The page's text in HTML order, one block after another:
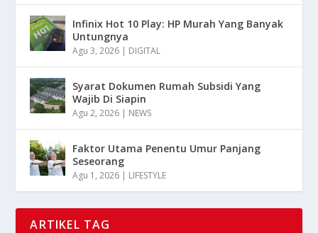
Infinix Hot 10 Play: HP Murah Yang Banyak
Untungnya
Agu 3, 2026 | DIGITAL
Syarat Dokumen Rumah Subsidi Yang
Wajib Di Siapin
Agu 2, 2026 | NEWS
Faktor Utama Penentu Umur Panjang
Seseorang
Agu 1, 2026 | LIFESTYLE
ARTIKEL TAG